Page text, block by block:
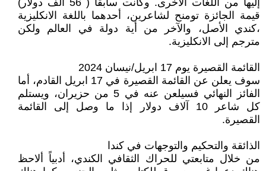
إليها من اللغات الأخرى. وكانت سابقا ( 56 الف دولار)
قيمة الجائزة تومنح لشاعرين، أحدهما باللغة الانكليزية
،كندي الأصل، والآخر من أية دولة في العالم ولكن
مترجم إلى الانكليزية.
القائمة القصيرة يوم 17 ابريل/نيسان 2024
سوف يعلن عن القائمة القصيرة في 17 ابريل القادم، أما
الفائز النهائي فسيلعن عنه في 5 من حزيران، ويستلم
كل شاعر 10 آلاف دولار إذا ما وصل إلى القائمة
القصيرة.
الذائقة والتحكيم والتوجهات في كندا
من خلال متابعتي للحراك الثقافي الكندي، أدبياً ألاحظ